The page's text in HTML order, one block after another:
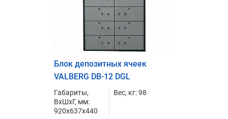
Блок депозитных ячеек
VALBERG DB-12 DGL
Габариты,
ВxШxГ, мм:
920x637x440
Вес, кг: 98